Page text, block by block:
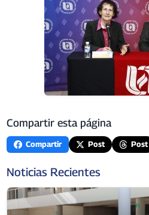
Compartir esta página
Compartir Post Post
Noticias Recientes